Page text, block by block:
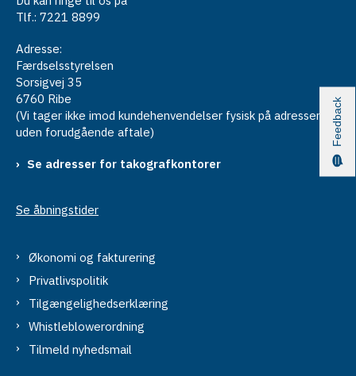
Tlf.: 7221 8899
Adresse:
Færdselsstyrelsen
Sorsigvej 35
6760 Ribe
(Vi tager ikke imod kundehenvendelser fysisk på adressen
uden forudgående aftale)
Se adresser for takografkontorer
Se åbningstider
Økonomi og fakturering
Privatlivspolitik
Tilgængelighedserklæring
Whistleblowerordning
Tilmeld nyhedsmail
Feedback